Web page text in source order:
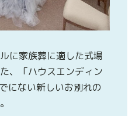
に家族葬に適した式場
、「ハウスエンディン
にない新しいお別れの